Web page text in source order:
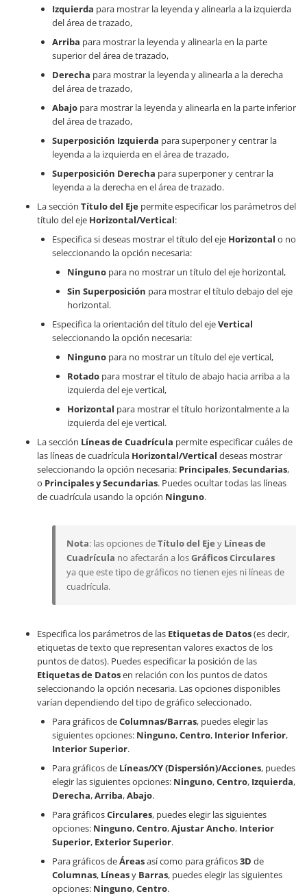
Izquierda para mostrar la leyenda y alinearla a la izquierda
del área de trazado,
Arriba para mostrar la leyenda y alinearla en la parte
superior del área de trazado,
Derecha para mostrar la leyenda y alinearla a la derecha
del área de trazado,
Abajo para mostrar la leyenda y alinearla en la parte inferior
del área de trazado,
Superposición Izquierda para superponer y centrar la
leyenda a la izquierda en el área de trazado,
Superposición Derecha para superponer y centrar la
leyenda a la derecha en el área de trazado.
La sección Título del Eje permite especificar los parámetros del
título del eje Horizontal/Vertical:
Especifica si deseas mostrar el título del eje Horizontal o no
seleccionando la opción necesaria:
Ninguno para no mostrar un título del eje horizontal,
Sin Superposición para mostrar el título debajo del eje
horizontal.
Especifica la orientación del título del ejeVertical
seleccionando la opción necesaria:
Ninguno para no mostrar un título del eje vertical,
Rotado para mostrar el título de abajo hacia arriba a la
izquierda del eje vertical,
Horizontal para mostrar el título horizontalmente a la
izquierda del eje vertical.
La sección Líneas de Cuadrícula permite especificar cuáles de
las líneas de cuadrícula Horizontal/Vertical deseas mostrar
seleccionando la opción necesaria: Principales,Secundarias,
o Principales y Secundarias. Puedes ocultar todas las líneas
de cuadrícula usando la opción Ninguno.
Nota: las opciones deTítulo del Eje y Líneas de
Cuadrícula no afectarán a losGráficos Circulares
ya que este tipo de gráficos no tienen ejes ni líneas de
cuadrícula.
Especifica los parámetros de las Etiquetas de Datos(es decir,
etiquetas de texto que representan valores exactos de los
puntos de datos). Puedes especificar la posición de las
Etiquetas de Datosen relación con los puntos de datos
seleccionando la opción necesaria. Las opciones disponibles
varían dependiendo del tipo de gráfico seleccionado.
Para gráficos deColumnas/Barras, puedes elegir las
siguientes opciones: Ninguno,Centro, Interior Inferior,
Interior Superior.
Para gráficos de Líneas/XY (Dispersión)/Acciones, puedes
elegir las siguientes opciones: Ninguno,Centro, Izquierda,
Derecha,Arriba,Abajo.
Para gráficosCirculares, puedes elegir las siguientes
opciones: Ninguno,Centro,Ajustar Ancho, Interior
Superior, Exterior Superior.
Para gráficos deÁreasasí como para gráficos3D de
Columnas, Líneasy Barras, puedes elegir las siguientes
opciones: Ninguno,Centro.